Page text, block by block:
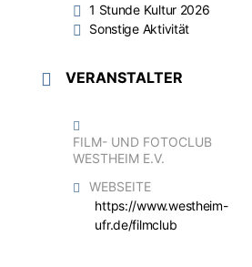
1 Stunde Kultur 2026
Sonstige Aktivität
VERANSTALTER
FILM- UND FOTOCLUB
WESTHEIM E.V.
WEBSEITE
https://www.westheim-
ufr.de/filmclub